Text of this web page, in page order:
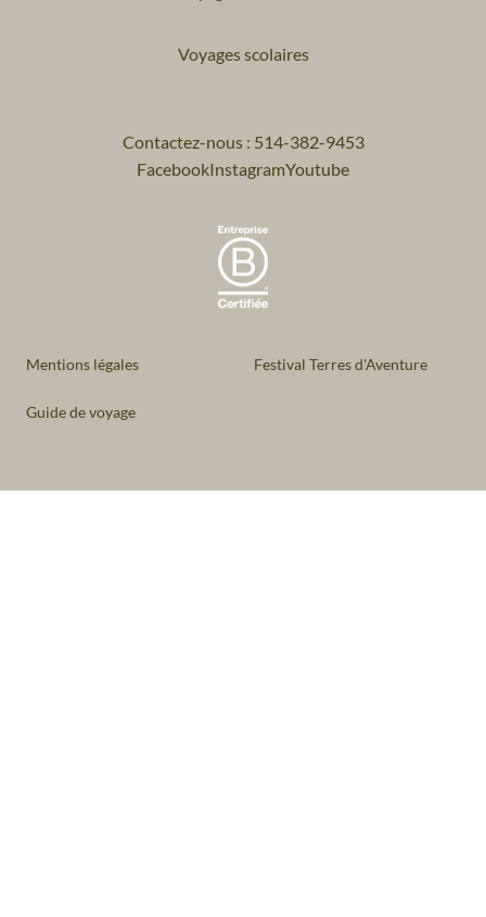
Voyages scolaires
Contactez-nous : 514-382-9453
FacebookInstagramYoutube
Mentions légales Festival Terres d'Aventure
Guide de voyage